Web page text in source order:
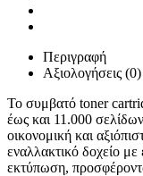
Περιγραφή
Αξιολογήσεις (0)
Το συμβατό toner
έως και 11.000
οικονομική και
εναλλακτικό δοχείο με
εκτύπωση,